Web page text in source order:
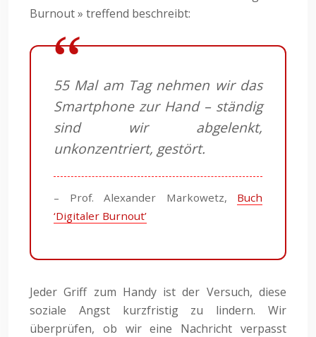
Burnout » treffend beschreibt:
55 Mal am Tag nehmen wir das
Smartphone zur Hand – ständig
sind wir abgelenkt,
unkonzentriert, gestört.
– Prof. Alexander Markowetz, Buch
‘Digitaler Burnout’
Jeder Griff zum Handy ist der Versuch, diese
soziale Angst kurzfristig zu lindern. Wir
überprüfen, ob wir eine Nachricht verpasst